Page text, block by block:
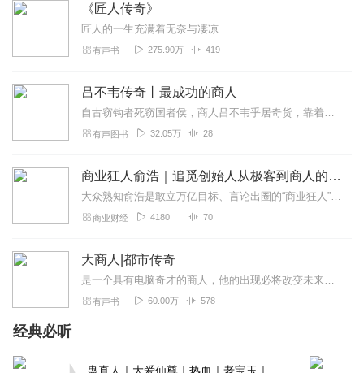
《匠人传奇》
匠人的一生充满着无奈与凄凉
有声书 275.90万 419
吕不韦传奇丨最成功的商人
自古窃钩者死窃国者侯，商人吕不韦乎居奇货，靠着一本万利的经营理念，做了全天下最大的一笔买卖，他也因此封侯拜相、权倾天下，岂料祸福难料……从经商到经国，从商人到政...
有声图书 32.05万 28
商业狂人俞浩｜追觅创始人从极客到商人的科创传奇
大众熟知俞浩是敢立万亿目标、言论出圈的“商业狂人”，却很少读懂他偏执性格背后完整成长脉络：出身拮据工薪家庭，从小痴迷机械拆解，不靠刷题内卷，凭物理竞赛保送清华...
商业财经 4180 70
大商人|都市传奇
是一个具有电脑奇才的商人，他的出现必将改变未来。最让人好奇的还不是他技术和战术，而是他的为人和处变，他将商业提升到了一种“道”的境界。
有声书 60.00万 578
经典必听